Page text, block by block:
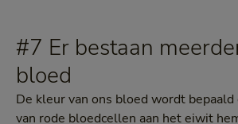
#7 Er bestaan
bloed
De kleur van ons bloed wordt
van rode bloedcellen aan het eiwit